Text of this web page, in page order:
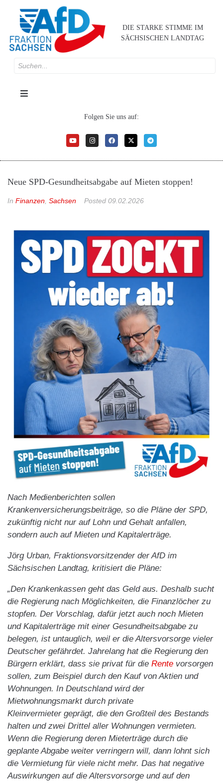
DIE STARKE STIMME IM
SÄCHSISCHEN LANDTAG
Folgen Sie uns auf:
Neue SPD-Gesundheitsabgabe auf Mieten stoppen!
In Finanzen Sachsen Posted 09.02.2026
Nach Medienberichten sollen
Krankenversicherungsbeiträge, so die Pläne der SPD,
zukünftig nicht nur auf Lohn und Gehalt anfallen,
sondern auch auf Mieten und Kapitalerträge.
Jörg Urban, Fraktionsvorsitzender der AfD im
Sächsischen Landtag, kritisiert die Pläne:
„Den Krankenkassen geht das Geld aus. Deshalb sucht
die Regierung nach Möglichkeiten, die Finanzlöcher zu
stopfen. Der Vorschlag, dafür jetzt auch noch Mieten
und Kapitalerträge mit einer Gesundheitsabgabe zu
belegen, ist untauglich, weil er die Altersvorsorge vieler
Deutscher gefährdet. Jahrelang hat die Regierung den
Bürgern erklärt, dass sie privat für die Rente vorsorgen
sollen, zum Beispiel durch den Kauf von Aktien und
Wohnungen. In Deutschland wird der
Mietwohnungsmarkt durch private
Kleinvermieter geprägt, die den Großteil des Bestands
halten und zwei Drittel aller Wohnungen vermieten.
Wenn die Regierung deren Mieterträge durch die
geplante Abgabe weiter verringern will, dann lohnt sich
die Vermietung für viele nicht mehr. Das hat negative
Auswirkungen auf die Altersvorsorge und auf den